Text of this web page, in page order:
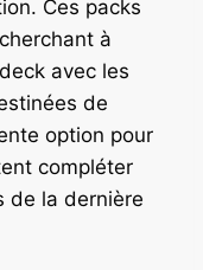
Ces packs
à
avec les
de
option pour
compléter
de la dernière